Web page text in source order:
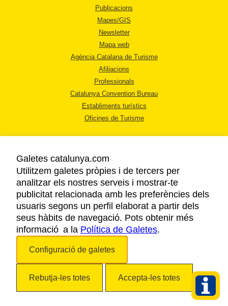
Publicacions
Mapes/GIS
Newsletter
Mapa web
Agència Catalana de Turisme
Afiliacions
Professionals
Catalunya Convention Bureau
Establiments turístics
Oficines de Turisme
AVÍS LEGAL
POLÍTICA DE PRIVACITAT
COOKIES
ACCESSIBILITAT
Galetes catalunya.com
Utilitzem galetes pròpies i de tercers per
analitzar els nostres serveis i mostrar-te
publicitat relacionada amb les preferències dels
usuaris segons un perfil elaborat a partir dels
seus hàbits de navegació. Pots obtenir més
informació a la Política de Galetes.
Configuració de galetes
Rebutja-les totes Accepta-les totes